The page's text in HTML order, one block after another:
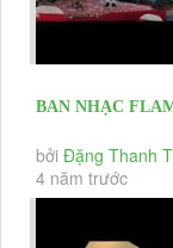
BAN NHẠC
KIỆN RA MẮT
bởi Đặng Thanh
4 năm trước